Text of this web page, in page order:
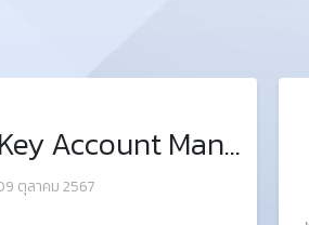
Senior Key Account Management Officer
ตุลาคม 2567